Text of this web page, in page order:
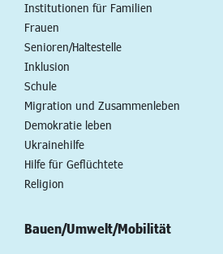
Institutionen für Familien
Frauen
Senioren/Haltestelle
Inklusion
Schule
Migration und Zusammenleben
Demokratie leben
Ukrainehilfe
Hilfe für Geflüchtete
Religion
Bauen/Umwelt/Mobilität